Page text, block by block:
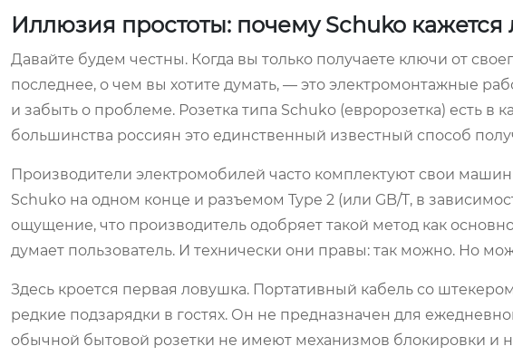
Иллюзия простоты: почему Schuko
Давайте будем честны. Когда вы только получаете ключи от
последнее, о чем вы хотите думать, — это электромонтажные
и забыть о проблеме. Розетка типа Schuko (евророзетка) есть
большинства россиян это единственный известный способ
Производители электромобилей часто комплектуют свои
Schuko на одном конце и разъемом Type 2 (или GB/T, в
ощущение, что производитель одобряет такой метод как
думает пользователь. И технически они правы: так можно. Но
Здесь кроется первая ловушка. Портативный кабель со
редкие подзарядки в гостях. Он не предназначен для
обычной бытовой розетки не имеют механизмов блокировки и